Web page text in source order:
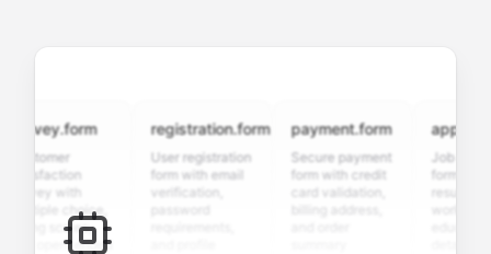
with
choice,
scales,
open-ended
registration.form
User registration
form with email
verification,
payment.form
Secure payment
form with credit
card validation,
Job
form with
resume